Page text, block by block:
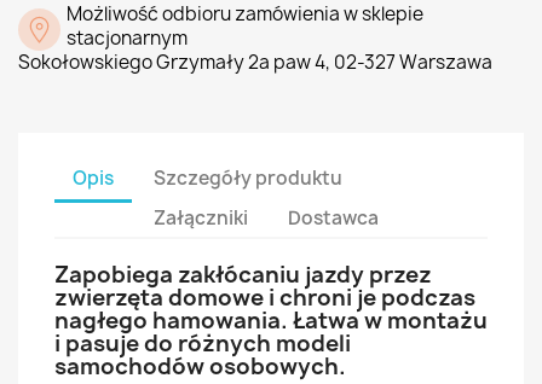
Możliwość odbioru zamówienia w sklepie
stacjonarnym
Sokołowskiego Grzymały 2a paw 4, 02-327 Warszawa
Opis
Szczegóły produktu
Załączniki
Dostawca
Zapobiega zakłócaniu jazdy przez
zwierzęta domowe i chroni je podczas
nagłego hamowania. Łatwa w montażu
i pasuje do różnych modeli
samochodów osobowych.